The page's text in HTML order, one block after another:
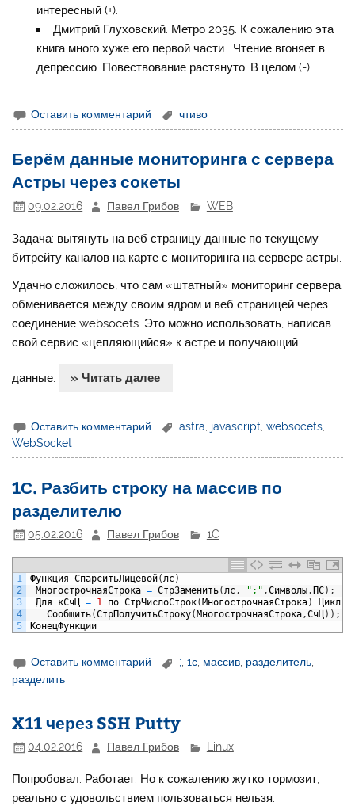
интересный (+).
Дмитрий Глуховский. Метро 2035. К сожалению эта
книга много хуже его первой части. Чтение вгоняет в
депрессию. Повествование растянуто. В целом (-)
Оставить комментарий чтиво
Берём данные мониторинга с сервера
Астры через сокеты
09.02.2016 Павел Грибов WEB
Задача: вытянуть на веб страницу данные по текущему
битрейту каналов на карте с мониторинга на сервере астры.
Удачно сложилось, что сам «штатный» мониторинг сервера
обменивается между своим ядром и веб страницей через
соединение websocets. Это можно использовать, написав
свой сервис «цепляющийся» к астре и получающий
данные. » Читать далее
Оставить комментарий astra javascript ,websocets
WebSocket
1С. Разбить строку на массив по
разделителю
05.02.2016 Павел Грибов 1C
1
2
3
4
5
Функция СпарситьЛицевой(лс)
МногострочнаяСтрока = СтрЗаменить(лс, ";" ,Символы. ПС) ;
Для
кСчЦ = 1 по СтрЧислоСтрок( МногострочнаяСтрока)
Цикл
Сообщить(СтрПолучитьСтроку( МногострочнаяСтрока,СчЦ) ) ;
КонецФункции
Оставить комментарий ; ,1с массив разделитель
разделить
X11 через SSH Putty
04.02.2016 Павел Грибов Linux
Попробовал. Работает. Но к сожалению жутко тормозит,
реально с удовольствием пользоваться нельзя.